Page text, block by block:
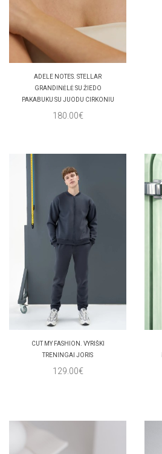
ADELE NOTES. STELLAR
GRANDINĖLĖ SU ŽIEDO
PAKABUKU SU JUODU CIRKONIU
180.00€
CUT MY FASHION. VYRIŠKI
TRENINGAI JORIS
129.00€